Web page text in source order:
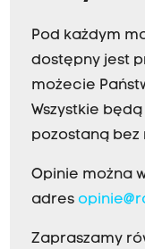
Pod każdym
dostępny jest
możecie
Wszystkie
pozostaną bez
Opinie można
adres
Zapraszamy